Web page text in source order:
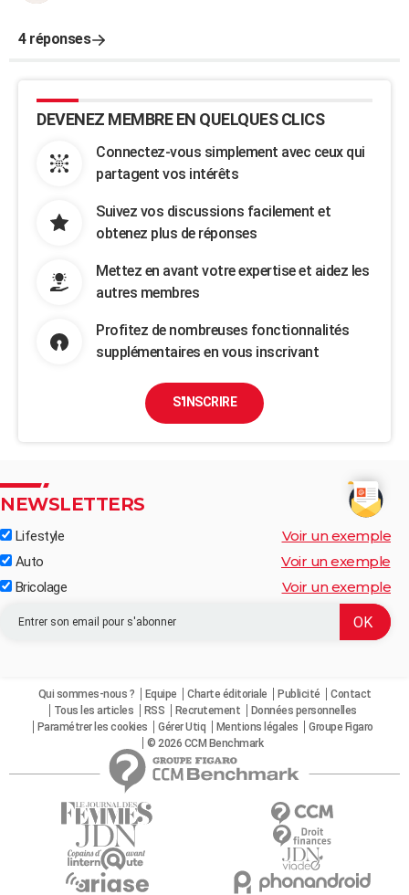
4 réponses
DEVENEZ MEMBRE EN QUELQUES CLICS
Connectez-vous simplement avec ceux qui
partagent vos intérêts
Suivez vos discussions facilement et
obtenez plus de réponses
Mettez en avant votre expertise et aidez les
autres membres
Profitez de nombreuses fonctionnalités
supplémentaires en vous inscrivant
S'INSCRIRE
NEWSLETTERS
Lifestyle Voir un exemple
Auto Voir un exemple
Bricolage Voir un exemple
Qui sommes-nous ? Equipe Charte éditoriale Publicité
Contact
Tous les articles
RSS Recrutement
Données personnelles
Paramétrer les cookies
Gérer Utiq Mentions légales
Groupe Figaro
© 2026 CCM Benchmark